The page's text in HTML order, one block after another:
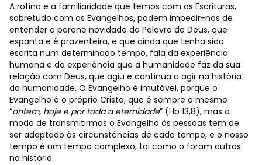
A rotina e a familiaridade que temos com as Escrituras,
sobretudo com os Evangelhos, podem impedir-nos de
entender a perene novidade da Palavra de Deus, que
espanta e é prazenteira, e que ainda que tenha sido
escrita num determinado tempo, fala da experiência
humana e da experiência que a humanidade faz da sua
relação com Deus, que agiu e continua a agir na história
da humanidade. O Evangelho é imutável, porque o
Evangelho é o próprio Cristo, que é sempre o mesmo
“ontem, hoje e por toda a eternidade” (Hb 13,8), mas o
modo de transmitirmos o Evangelho às pessoas tem de
ser adaptado às circunstâncias de cada tempo, e o nosso
tempo é um tempo complexo, tal como o foram outros
na história.